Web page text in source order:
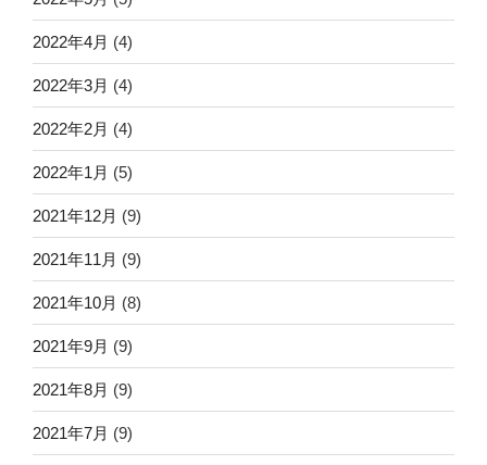
2022年4月 (4)
2022年3月 (4)
2022年2月 (4)
2022年1月 (5)
2021年12月 (9)
2021年11月 (9)
2021年10月 (8)
2021年9月 (9)
2021年8月 (9)
2021年7月 (9)